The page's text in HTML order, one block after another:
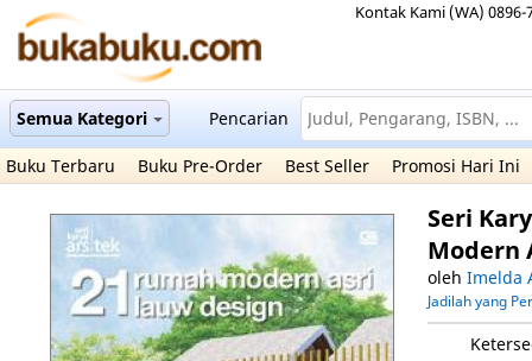
Kontak Kami (WA) 0896-
Semua Kategori Pencarian
Buku Terbaru Buku Pre-Order Best Seller Promosi Hari Ini
Seri
Modern
oleh Imelda
Jadilah yang